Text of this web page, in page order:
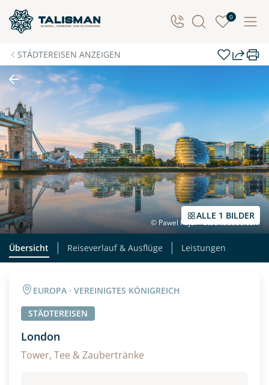
0
STÄDTEREISEN ANZEIGEN
ALLE 1 BILDER
© Pawel Pajor - stock.adobe.com
Übersicht Reiseverlauf & Ausflüge Leistungen
EUROPA · VEREINIGTES KÖNIGREICH
STÄDTEREISEN
London
Tower, Tee & Zaubertränke
Individuelle Anfrage
Herzlichen Dank für Ihre Kontaktaufnahme! Ihr Urlaub
- so individuell wie Sie. Teilen Sie uns Ihre
Wunschtermine für die Reise mit. Wir prüfen die
Verfügbarkeit und kontaktieren Sie, um alles Weitere
zu besprechen. Gemeinsam gestalten wir Ihre
Traumreise.
Persönliche Daten
Vorname Nachname
E-Mail* Telefon
Alter